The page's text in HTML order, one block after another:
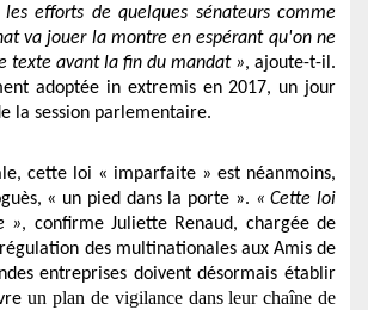
efforts de quelques sénateurs comme
va jouer la montre en espérant qu'on ne
texte avant la fin du mandat », ajoute-t-il.
adoptée in extremis en 2017, un jour
la session parlementaire.
cette loi « imparfaite » est néanmoins,
« un pied dans la porte ». « Cette loi
», confirme Juliette Renaud, chargée de
des multinationales aux Amis de
entreprises doivent désormais établir
un plan de vigilance dans leur chaîne de